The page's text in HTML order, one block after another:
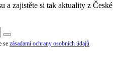
a zajistěte si tak aktuality z České
se zásadami ochrany osobních údajů